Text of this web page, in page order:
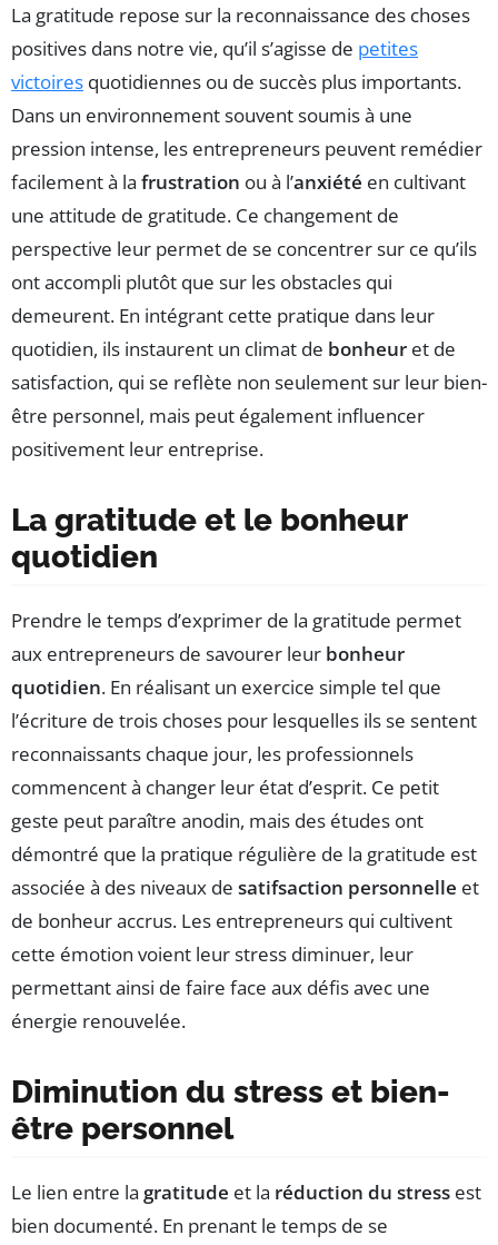
La gratitude repose sur la reconnaissance des choses
positives dans notre vie, qu’il s’agisse de petites
victoires quotidiennes ou de succès plus importants.
Dans un environnement souvent soumis à une
pression intense, les entrepreneurs peuvent remédier
facilement à la frustration ou à l’anxiété en cultivant
une attitude de gratitude. Ce changement de
perspective leur permet de se concentrer sur ce qu’ils
ont accompli plutôt que sur les obstacles qui
demeurent. En intégrant cette pratique dans leur
quotidien, ils instaurent un climat de bonheur et de
satisfaction, qui se reflète non seulement sur leur bien-
être personnel, mais peut également influencer
positivement leur entreprise.
La gratitude et le bonheur
quotidien
Prendre le temps d’exprimer de la gratitude permet
aux entrepreneurs de savourer leur bonheur
quotidien. En réalisant un exercice simple tel que
l’écriture de trois choses pour lesquelles ils se sentent
reconnaissants chaque jour, les professionnels
commencent à changer leur état d’esprit. Ce petit
geste peut paraître anodin, mais des études ont
démontré que la pratique régulière de la gratitude est
associée à des niveaux de satifsaction personnelle et
de bonheur accrus. Les entrepreneurs qui cultivent
cette émotion voient leur stress diminuer, leur
permettant ainsi de faire face aux défis avec une
énergie renouvelée.
Diminution du stress et bien-
être personnel
Le lien entre la gratitude et la réduction du stress est
bien documenté. En prenant le temps de se